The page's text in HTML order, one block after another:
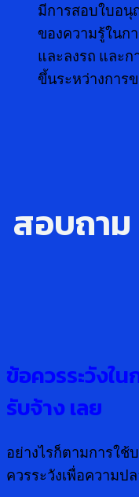
มีการสอบใบอนุ
ของความรู้ในก
และลงรถ และ
ขึ้นระหว่างการ
สอบถาม
ข้อควรระวังใน
รับจ้าง เลย
อย่างไรก็ตามการใช้
ควรระวังเพื่อความป